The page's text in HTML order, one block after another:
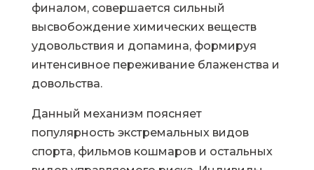
финалом, совершается сильный
высвобождение химических веществ
удовольствия и допамина, формируя
интенсивное переживание блаженства и
довольства.
Данный механизм поясняет
популярность экстремальных видов
спорта, фильмов кошмаров и остальных